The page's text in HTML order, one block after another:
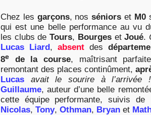
Chez les garçons, nosséniorset M0
qui est une belle performance au vu
les clubs deTours, Bourges etJoué.
Lucas Liard, absent des
8e de la course, maîtrisant
remontant des places continûment,
Lucas
avait le sourire à l’arrivée !
Guillaume, auteur d’une belle
cette équipe performante, suivis de
Nicolas, Tony, Othman, Bryan et